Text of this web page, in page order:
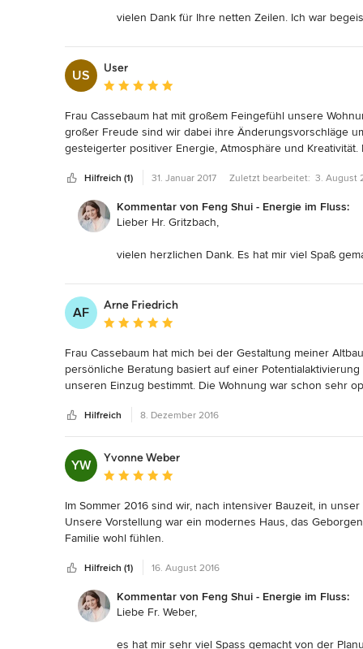
vielen Dank für Ihre netten Zeilen. Ich war
Lebensgefährten zusammen zu arbeiten.
Nach wie vor stehe ich Ihnen gerne jeder Zeit
Potentialaktivierung haben.
Herzlichst
E. Cassebaum
US
User
Durchschnittliche Bewertung: 5 von 5 Sternen
Frau Cassebaum hat mit großem Feingefühl unsere
großer Freude sind wir dabei ihre Änderungsvorschläge
gesteigerter positiver Energie, Atmosphäre und
Werner Gritzbach und Susann Faust
Hilfreich (1) 31. Januar 2017 Zuletzt bearbeitet: 3. August
Kommentar von Feng Shui - Energie im Fluss:
Lieber Hr. Gritzbach,
vielen herzlichen Dank. Es hat mir viel Spaß
Verlauf der Veränderungen. Falls Sie noch
Herzlichst
Elke Cassebaum
AF
Arne Friedrich
Durchschnittliche Bewertung: 5 von 5 Sternen
Frau Cassebaum hat mich bei der Gestaltung meiner
persönliche Beratung basiert auf einer
unseren Einzug bestimmt. Die Wohnung war schon sehr
passende Formen vorgeschlagen. Besonders hilfreich
limitierter Möglichkeiten haben wir eine kreative und
Hilfreich 8. Dezember 2016
YW
Yvonne Weber
Durchschnittliche Bewertung: 5 von 5 Sternen
Im Sommer 2016 sind wir, nach intensiver Bauzeit, in
Unsere Vorstellung war ein modernes Haus, das
Familie wohl fühlen.
entscheidende Tipps für das neue Haus gegeben.
Mit ihrer Hilfe haben wir die Positionen der Haustüren
Möbel berechnet.
Auch die Gartengestaltung hat Elke Cassebaum begleitet.
Hilfreich (1) 16. August 2016
Kommentar von Feng Shui - Energie im Fluss:
Liebe Fr. Weber,
es hat mir sehr viel Spass gemacht von der